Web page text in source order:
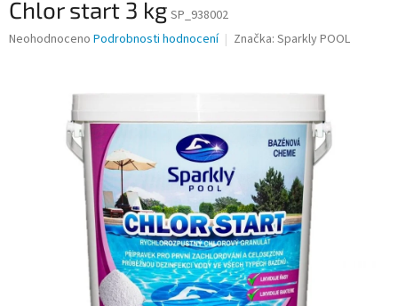
Chlor start 3 kg SP_938002
Průměrné hodnocení produktu je 0,0 z 5 hvězdiček.
Neohodnoceno Podrobnosti hodnocení Značka: Sparkly POOL